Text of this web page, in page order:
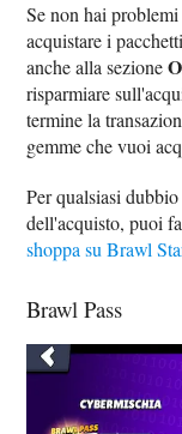
Se non hai
acquistare i
anche alla sezione
risparmiare
termine la
gemme che vuoi
Per qualsiasi
dell'acquisto, puoi
shoppa su Brawl
Brawl Pass